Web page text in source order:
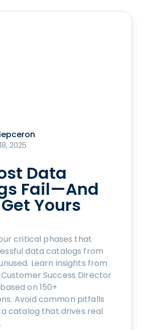
2025
Data
Fail—And
Yours
critical phases that
data catalogs from
Learn insights from
Success Director
on 150+
Avoid common pitfalls
catalog that drives real